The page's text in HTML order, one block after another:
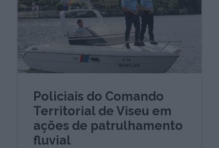
Policiais do Comando
Territorial de Viseu em
ações de patrulhamento
fluvial